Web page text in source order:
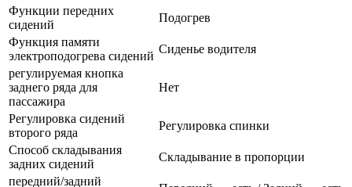
Функции передних
сидений
Подогрев
Функция памяти
электроподогрева сидений
Сиденье водителя
регулируемая кнопка
заднего ряда для
пассажира
Нет
Регулировка сидений
второго ряда
Регулировка спинки
Способ складывания
задних сидений
Складывание в пропорции
передний/задний